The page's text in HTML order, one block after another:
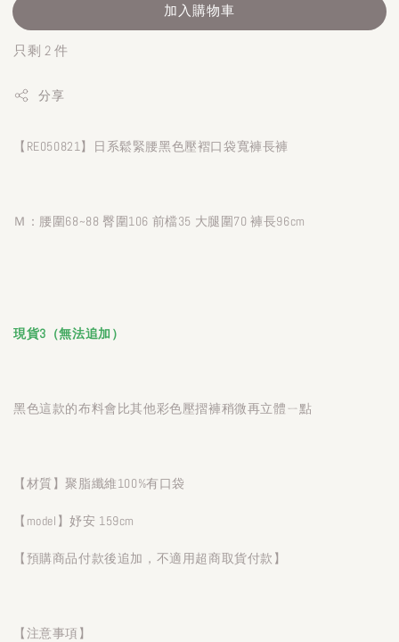
加入購物車
只剩 2 件
分享
【RE050821】日系鬆緊腰黑色壓褶口袋寬褲長褲
Ｍ：腰圍68~88 臀圍106 前檔35 大腿圍70 褲長96cm
現貨3（無法追加）
黑色這款的布料會比其他彩色壓摺褲稍微再立體ㄧ點
【材質】聚脂纖維100%有口袋
【model】妤安 159cm
【預購商品付款後追加，不適用超商取貨付款】
【注意事項】